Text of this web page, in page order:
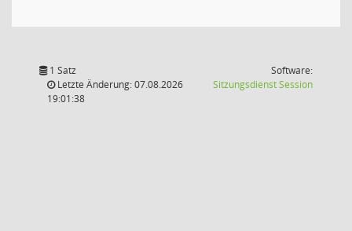
1 Satz
Letzte Änderung: 07.08.2026
19:01:38
Software:
SitzungsdienstSession(Wird in